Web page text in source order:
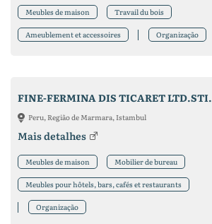
Meubles de maison Travail du bois
Ameublement et accessoires Organização
FINE-FERMINA DIS TICARET LTD.STI.
Peru, Região de Marmara, Istambul
Mais detalhes
Meubles de maison Mobilier de bureau
Meubles pour hôtels, bars, cafés et restaurants
Organização